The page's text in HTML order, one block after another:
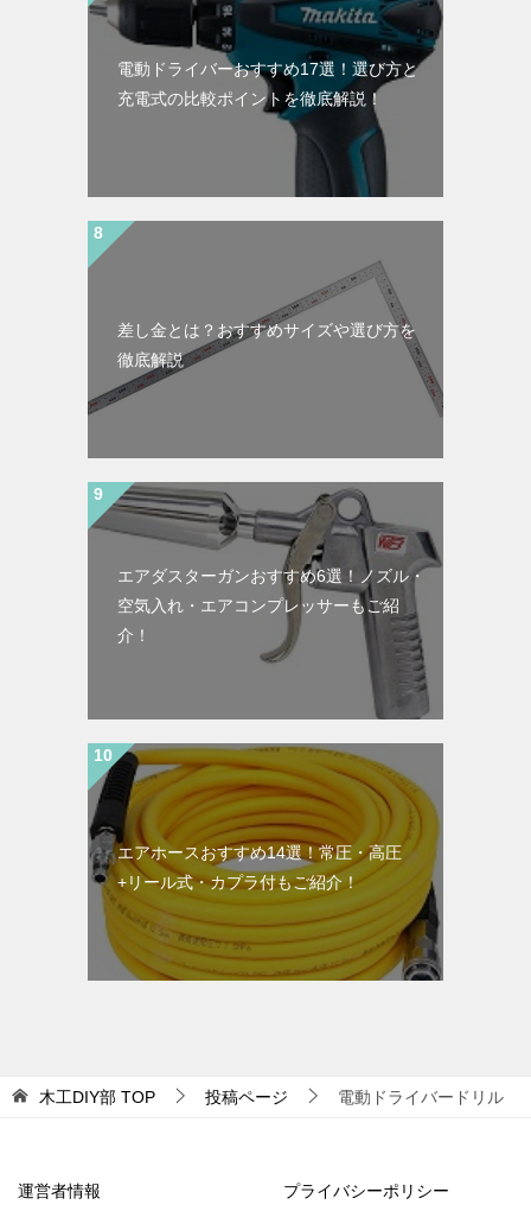
電動ドライバーおすすめ17選！選び方と
充電式の比較ポイントを徹底解説！
差し金とは？おすすめサイズや選び方を
徹底解説
エアダスターガンおすすめ6選！ノズル・
空気入れ・エアコンプレッサーもご紹
介！
エアホースおすすめ14選！常圧・高圧
+リール式・カプラ付もご紹介！
木工DIY部 TOP 投稿ページ 電動ドライバードリル
運営者情報 プライバシーポリシー